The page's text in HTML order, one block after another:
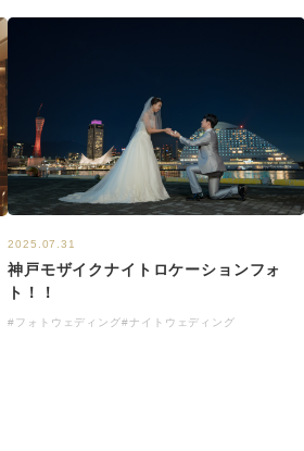
2025.07.31
神戸モザイクナイトロケーションフォ
ト！！
#フォトウェディング#ナイトウェディング